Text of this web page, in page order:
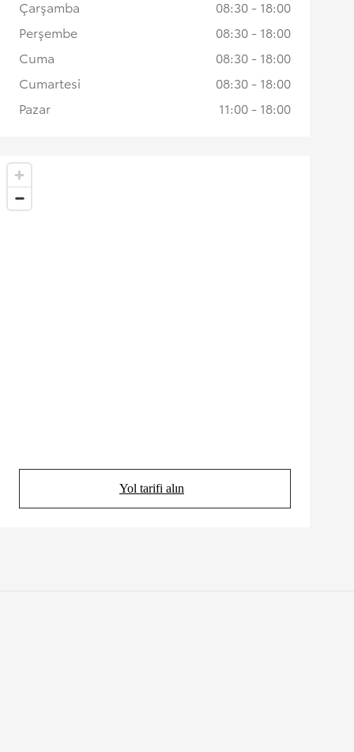
Yol tarifi alın
(Opens in new tab)
Çarşamba
08:30 - 18:00
Perşembe
08:30 - 18:00
Cuma
08:30 - 18:00
Cumartesi
08:30 - 18:00
Pazar
11:00 - 18:00